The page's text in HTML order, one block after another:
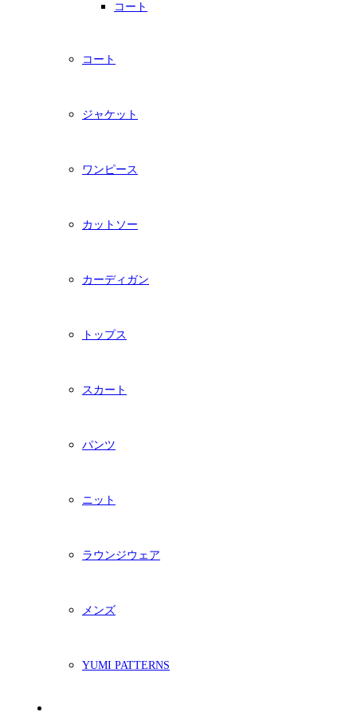
コート
コート
ジャケット
ワンピース
カットソー
カーディガン
トップス
スカート
パンツ
ニット
ラウンジウェア
メンズ
YUMI PATTERNS